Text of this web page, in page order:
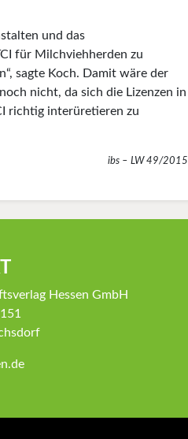
und das
für Milchviehherden zu
sagte Koch. Damit wäre der
nicht, da sich die Lizenzen in
richtig interüretieren zu
ibs – LW 49/2015
Hessen GmbH